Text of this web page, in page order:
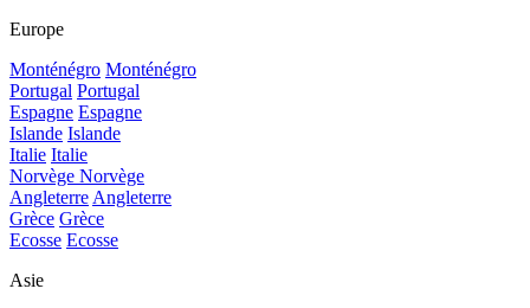
Europe
Monténégro Monténégro
Portugal Portugal
Espagne Espagne
Islande Islande
Italie Italie
Norvège Norvège
Angleterre Angleterre
Grèce Grèce
Ecosse Ecosse
Asie